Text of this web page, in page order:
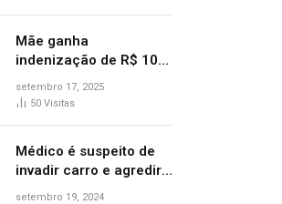
Mãe ganha
indenização de R$ 10
mil após comprar doce
‘zero lactose’ e filha ter
setembro 17, 2025
50 Visitas
Médico é suspeito de
invadir carro e agredir
delegado aposentado
setembro 19, 2024